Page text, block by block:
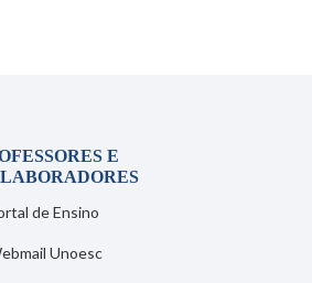
E
de Ensino
Unoesc